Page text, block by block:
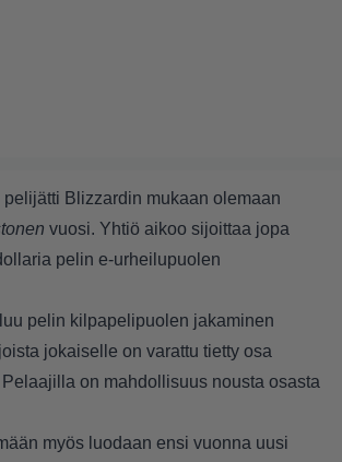
Blizzardin mukaan olemaan
vuosi. Yhtiö aikoo sijoittaa jopa
pelin e-urheilupuolen
pelin kilpapelipuolen jakaminen
jokaiselle on varattu tietty osa
on mahdollisuus nousta osasta
myös luodaan ensi vuonna uusi